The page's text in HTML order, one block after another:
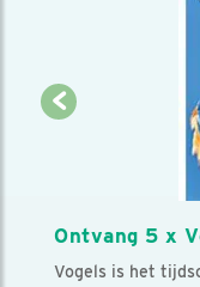
Ontvang 5 x
Vogels is het